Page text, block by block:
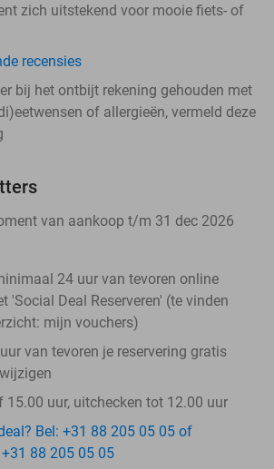
zich uitstekend voor mooie fiets- of
recensies
bij het ontbijt rekening gehouden met
of allergieën, vermeld deze
van aankoop t/m 31 dec 2026
24 uur van tevoren online
'Social Deal Reserveren' (te vinden
mijn vouchers)
van tevoren je reservering gratis
15.00 uur, uitchecken tot 12.00 uur
Bel: +31 88 205 05 05 of
88 205 05 05